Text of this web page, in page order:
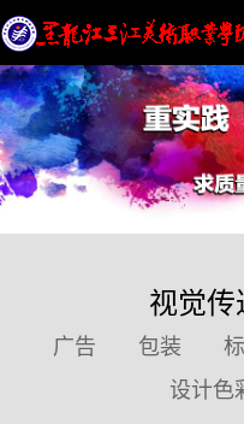
视觉传
广告 包装
设计色